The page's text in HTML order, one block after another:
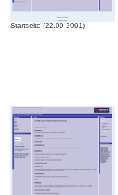
Startseite (22.09.2001)